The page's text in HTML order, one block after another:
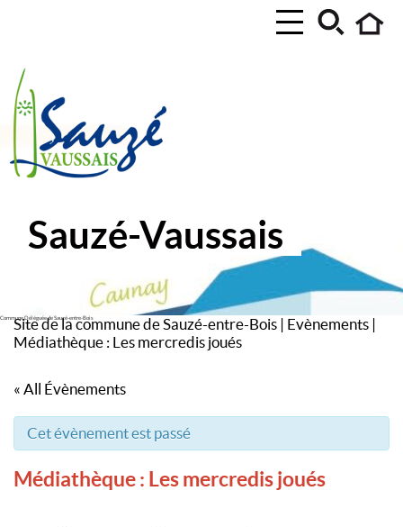
Sauzé-Vaussais
Commune Déléguée de Sauzé-entre-Bois
Site de la commune de Sauzé-entre-Bois Evènements
Médiathèque : Les mercredis joués
« All Évènements
Cet évènement est passé
Médiathèque : Les mercredis joués